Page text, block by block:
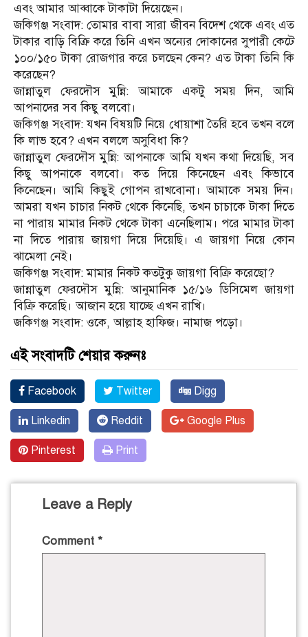
এবং আমার আব্বাকে টাকাটা দিয়েছেন।
জকিগঞ্জ সংবাদ: তোমার বাবা সারা জীবন বিদেশ থেকে এবং এত
টাকার বাড়ি বিক্রি করে তিনি এখন অন্যের দোকানের সুপারী কেটে
১০০/১৫০ টাকা রোজগার করে চলছেন কেন? এত টাকা তিনি কি
করেছেন?
জান্নাতুল ফেরদৌস মুন্নি: আমাকে একটু সময় দিন, আমি
আপনাদের সব কিছু বলবো।
জকিগঞ্জ সংবাদ: যখন বিষয়টি নিয়ে ধোয়াশা তৈরি হবে তখন বলে
কি লাভ হবে? এখন বললে অসুবিধা কি?
জান্নাতুল ফেরদৌস মুন্নি: আপনাকে আমি যখন কথা দিয়েছি, সব
কিছু আপনাকে বলবো। কত দিয়ে কিনেছেন এবং কিভাবে
কিনেছেন। আমি কিছুই গোপন রাখবোনা। আমাকে সময় দিন।
আমরা যখন চাচার নিকট থেকে কিনেছি, তখন চাচাকে টাকা দিতে
না পারায় মামার নিকট থেকে টাকা এনেছিলাম। পরে মামার টাকা
না দিতে পারায় জায়গা দিয়ে দিয়েছি। এ জায়গা নিয়ে কোন
ঝামেলা নেই।
জকিগঞ্জ সংবাদ: মামার নিকট কতটুকু জায়গা বিক্রি করেছো?
জান্নাতুল ফেরদৌস মুন্নি: আনুমানিক ১৫/১৬ ডিসিমেল জায়গা
বিক্রি করেছি। আজান হয়ে যাচ্ছে এখন রাখি।
জকিগঞ্জ সংবাদ: ওকে, আল্লাহ হাফিজ। নামাজ পড়ো।
এই সংবাদটি শেয়ার করুনঃ
Facebook Twitter Digg
Linkedin Reddit Google Plus
Pinterest Print
Leave a Reply
Comment *